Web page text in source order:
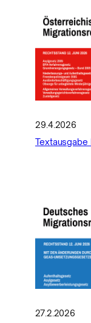
29.4.2026
Textausgabe
27.2.2026